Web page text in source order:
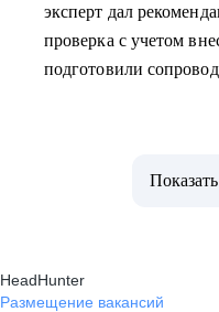
эксперт дал
проверка с учетом
подготовили
HeadHunter
Размещение вакансий